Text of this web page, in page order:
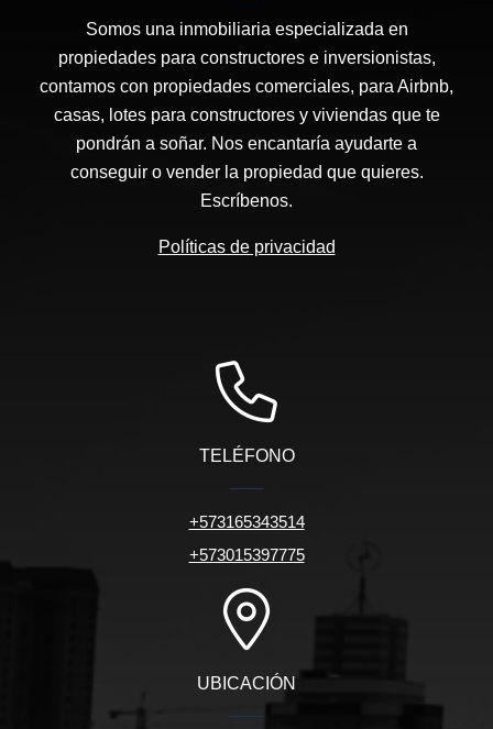
Somos una inmobiliaria especializada en
propiedades para constructores e inversionistas,
contamos con propiedades comerciales, para Airbnb,
casas, lotes para constructores y viviendas que te
pondrán a soñar. Nos encantaría ayudarte a
conseguir o vender la propiedad que quieres.
Escríbenos.
Políticas de privacidad
TELÉFONO
+573165343514
+573015397775
UBICACIÓN